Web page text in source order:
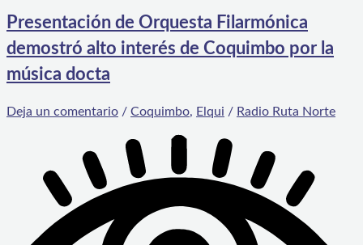
Presentación de Orquesta Filarmónica
demostró alto interés de Coquimbo por la
música docta
Deja un comentario / Coquimbo, Elqui / Radio Ruta Norte